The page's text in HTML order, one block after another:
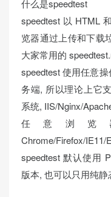
什么是speedtest
speedtest 以 HTML
览器通过上传和下载
大家常用的
speedtest 使用任意
务端, 所以理论上它
系统, IIS/Nginx/
任意浏览
Chrome/Firefox/IE11/
speedtest 默认使用
版本, 也可以只用纯静